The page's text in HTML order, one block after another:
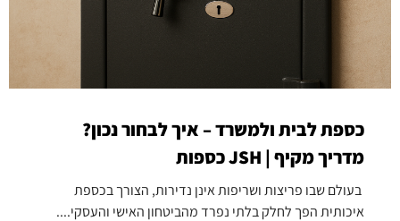
כספת לבית ולמשרד – איך לבחור נכון?
מדריך מקיף | JSH כספות
בעולם שבו פריצות ושריפות אינן נדירות, הצורך בכספת
איכותית הפך לחלק בלתי נפרד מהביטחון האישי והעסקי....